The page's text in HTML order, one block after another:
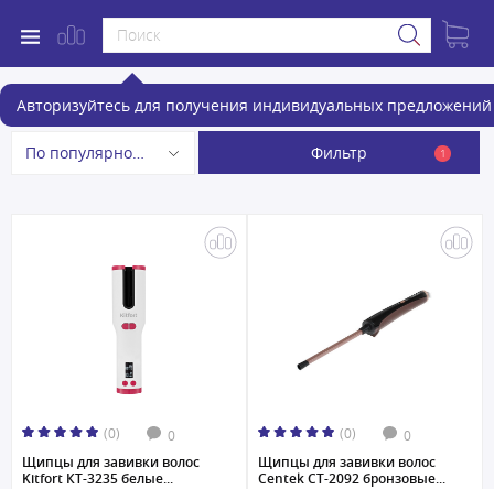
Авторизуйтесь для получения индивидуальных предложений
Электрощипцы и плойки
По популярности Фильтр 1
(0) 0
Щипцы для завивки волос
Kitfort КТ-3235 белые...
(0) 0
Щипцы для завивки волос
Centek CT-2092 бронзовые...